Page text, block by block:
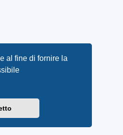
al fine di fornire la